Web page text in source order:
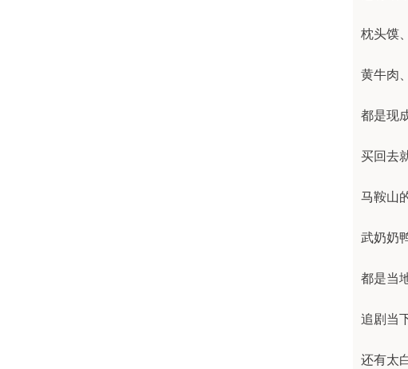
枕头馍
黄牛肉
都是现
买回去
马鞍山
武奶奶
都是当
追剧当
还有太